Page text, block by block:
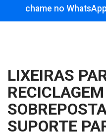
chame no WhatsApp
LIXEIRAS
SUPORTE